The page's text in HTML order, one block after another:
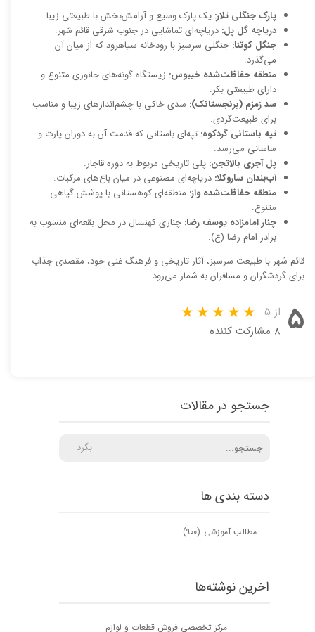
پارک جنگلی تلار: یک پارک وسیع و آرامش‌بخش با طبیعتی زیبا.
دریاچه گل پل: دریاچه‌ای تماشایی در جنوب شرقی قائم شهر.
جنگل کوتنا: جنگلی سرسبز با رودخانه سیاهرود که از میان آن
می‌گذرد.
منطقه حفاظت‌شده خیبوس: زیستگاه گونه‌های جانوری متنوع و
دارای طبیعتی بکر.
سد زمزم (برنجستانک): سدی خاکی با چشم‌اندازهای زیبا و مناسب
برای طبیعت‌گردی.
تپه باستانی گردکوه: تپه‌ای باستانی که قدمت آن به دوران پارت و
ساسانی می‌رسد.
پل آجری بالاتجن: پلی تاریخی مربوط به دوره قاجار.
آب‌بندان ساروکلا: دریاچه‌ای مصنوعی در میان باغ‌های مرکبات.
منطقه حفاظت‌شده واز: منطقه‌ای کوهستانی با پوشش گیاهی
متنوع.
چنار امامزاده یوسف رضا: چناری کهنسال در محل بقعه‌ای منسوب به
برادر امام رضا (ع).
قائم شهر با طبیعت سرسبز، آثار تاریخی و فرهنگ غنی خود، مقصدی جذاب
برای گردشگران و مسافران به شمار می‌رود.
۵ از ۵
۸ مشارکت کننده
دسته بندی ها
مطالب آموزشی (۹۰۰)
جستجو در مقالات
بگرد
اخرین نوشته‌ها
مرکز تخصصی فروش قطعات و لوازم